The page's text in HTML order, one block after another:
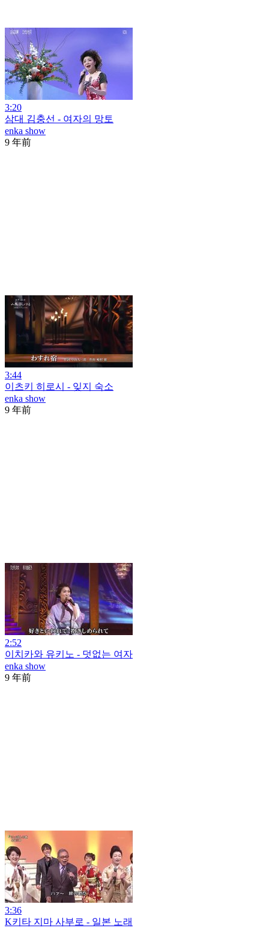
3:20
삼대 김충선 - 여자의 망토
enka show
9 年前
3:44
이츠키 히로시 - 잊지 숙소
enka show
9 年前
2:52
이치카와 유키노 - 덧없는 여자
enka show
9 年前
3:36
K키타 지마 사부로 - 일본 노래